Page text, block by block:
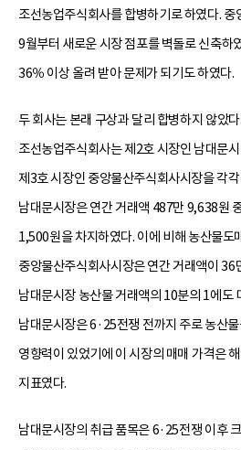
조선농업주식회사를 합병하기로 하였다. 중
9월부터 새로운 시장 점포를 벽돌로 신축하
36％ 이상 올려 받아 문제가 되기도 하였다.
두 회사는 본래 구상과 달리 합병하지 않았
조선농업주식회사는 제2호 시장인 남대문
제3호 시장인 중앙물산주식회사시장을 각각
남대문시장은 연간 거래액 487만 9,638원
1,500원을 차지하였다. 이에 비해 농산물도
중앙물산주식회사시장은 연간 거래액이 36
남대문시장 농산물 거래액의 10분의 1에도
남대문시장은 6·25전쟁 전까지 주로 농산
영향력이 있었기에 이 시장의 매매 가격은
지표였다.
남대문시장의 취급 품목은 6·25전쟁 이후